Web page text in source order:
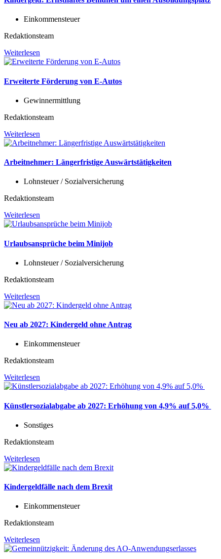
Einkommensteuer
Redaktionsteam
Weiterlesen
Erweiterte Förderung von E-Autos
Gewinnermittlung
Redaktionsteam
Weiterlesen
Arbeitnehmer: Längerfristige Auswärtstätigkeiten
Lohnsteuer / Sozialversicherung
Redaktionsteam
Weiterlesen
Urlaubsansprüche beim Minijob
Lohnsteuer / Sozialversicherung
Redaktionsteam
Weiterlesen
Neu ab 2027: Kindergeld ohne Antrag
Einkommensteuer
Redaktionsteam
Weiterlesen
Künstlersozialabgabe ab 2027: Erhöhung von 4,9% auf 5,0%
Sonstiges
Redaktionsteam
Weiterlesen
Kindergeldfälle nach dem Brexit
Einkommensteuer
Redaktionsteam
Weiterlesen